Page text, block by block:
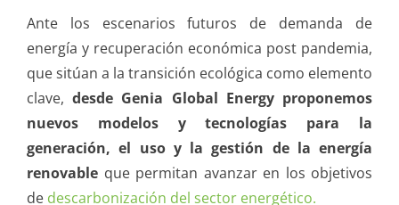
Ante los escenarios futuros de demanda de
energía y recuperación económica post pandemia,
que sitúan a la transición ecológica como elemento
clave,desde Genia Global Energy proponemos
nuevos modelos y tecnologías para la
generación, el uso y la gestión de la energía
renovable que permitan avanzar en los objetivos
de descarbonización del sector energético.